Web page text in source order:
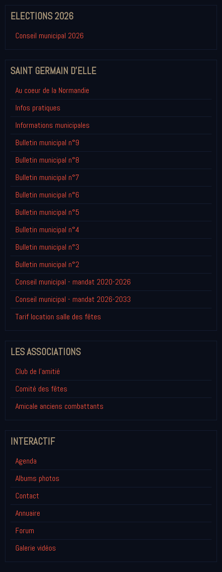
ELECTIONS 2026
Conseil municipal 2026
SAINT GERMAIN D'ELLE
Au coeur de la Normandie
Infos pratiques
Informations municipales
Bulletin municipal n°9
Bulletin municipal n°8
Bulletin municipal n°7
Bulletin municipal n°6
Bulletin municipal n°5
Bulletin municipal n°4
Bulletin municipal n°3
Bulletin municipal n°2
Conseil municipal - mandat 2020-2026
Conseil municipal - mandat 2026-2033
Tarif location salle des fêtes
LES ASSOCIATIONS
Club de l'amitié
Comité des fêtes
Amicale anciens combattants
INTERACTIF
Agenda
Albums photos
Contact
Annuaire
Forum
Galerie vidéos